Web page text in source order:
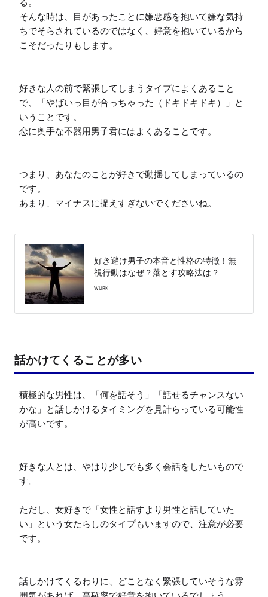
そんな時は、目があったことに嫌悪感を抱いて嫌な気持
ちでそらされているのではなく、好意を抱いているから
こそだったりもします。
好きな人の前で緊張してしまうタイプによくあること
で、「やばいっ目が合っちゃった（ドキドキドキ）」と
いうことです。
恋に奥手な不器用男子君にはよくあることです。
つまり、あなたのことが好きで動揺してしまっているの
です。
あまり、マイナスに捉えすぎないでくださいね。
好き避け男子の本音と性格の特徴！無
視行動はなぜ？落とす攻略法は？
WURK
話かけてくることが多い
積極的な男性は、「何を話そう」「話せるチャンスない
かな」と話しかけるタイミングを見計らっている可能性
が高いです。
好きな人とは、やはり少しでも多く会話をしたいもので
す。
ただし、女好きで「女性と話すより男性と話していた
い」という女たらしのタイプもいますので、注意が必要
です。
話しかけてくるわりに、どことなく緊張していそうな雰